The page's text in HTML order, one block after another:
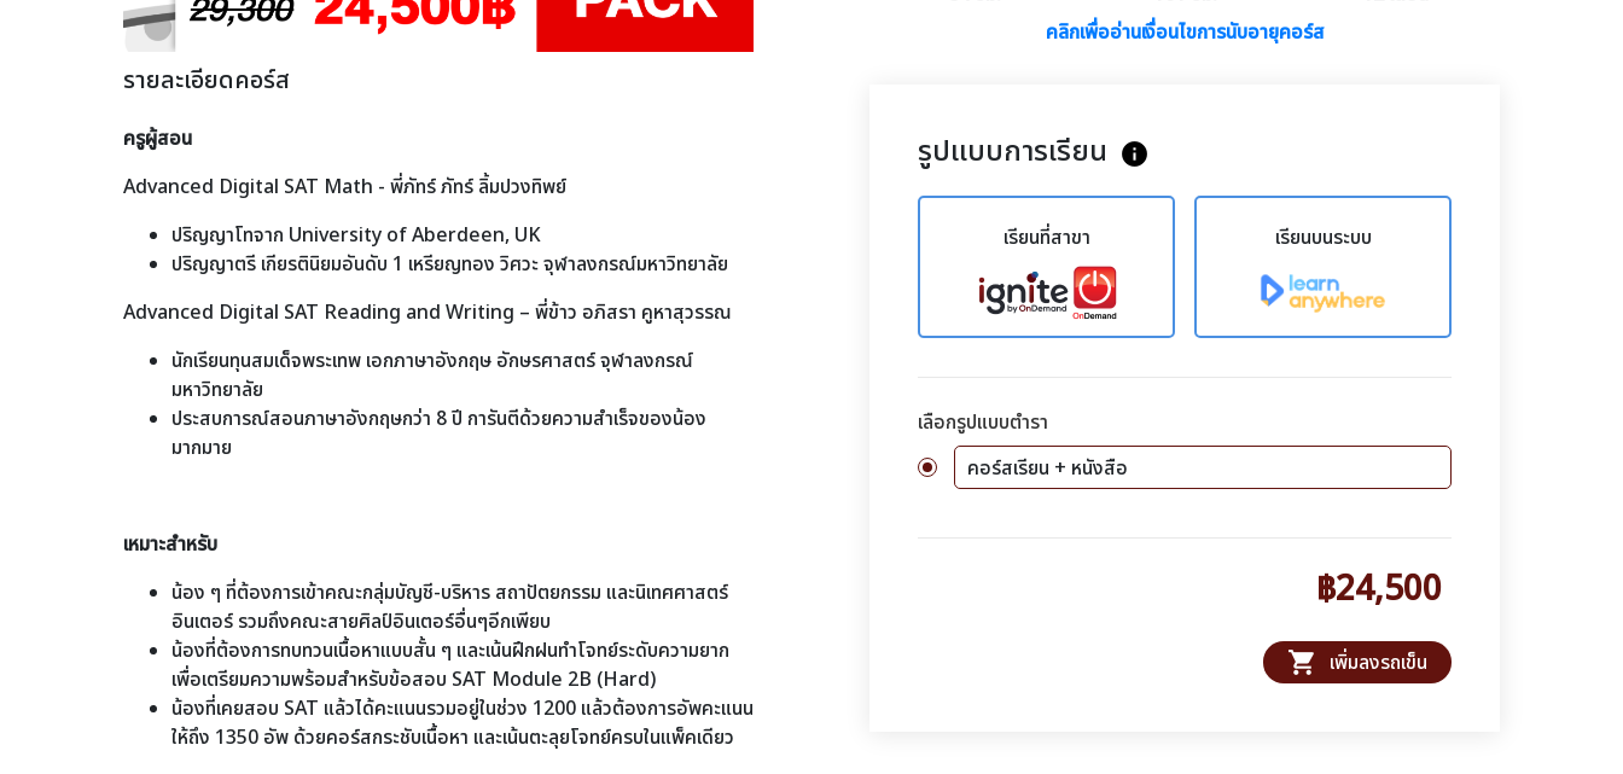
คลิกเพื่ออ่านเงื่อนไขการนับอายุคอร์ส
รูปแบบการเรียน info
เรียนที่สาขา เรียนบนระบบ
เลือกรูปแบบตำรา
คอร์สเรียน + หนังสือ
฿24,500
shopping_cart เพิ่มลงรถเข็น
รายละเอียดคอร์ส
ครูผู้สอน
Advanced Digital SAT Math - พี่ภัทร์ ภัทร์ ลิ้มปวงทิพย์
ปริญญาโทจาก University of Aberdeen, UK
ปริญญาตรี เกียรตินิยมอันดับ 1 เหรียญทอง วิศวะ จุฬาลงกรณ์มหาวิทยาลัย
Advanced Digital SAT Reading and Writing – พี่ข้าว อภิสรา คูหาสุวรรณ
นักเรียนทุนสมเด็จพระเทพ เอกภาษาอังกฤษ อักษรศาสตร์ จุฬาลงกรณ์
มหาวิทยาลัย
ประสบการณ์สอนภาษาอังกฤษกว่า 8 ปี การันตีด้วยความสำเร็จของน้อง
มากมาย
เหมาะสำหรับ
น้อง ๆ ที่ต้องการเข้าคณะกลุ่มบัญชี-บริหาร สถาปัตยกรรม และนิเทศศาสตร์
อินเตอร์ รวมถึงคณะสายศิลป์อินเตอร์อื่นๆอีกเพียบ
น้องที่ต้องการทบทวนเนื้อหาแบบสั้น ๆ และเน้นฝึกฝนทำโจทย์ระดับความยาก
เพื่อเตรียมความพร้อมสำหรับข้อสอบ SAT Module 2B (Hard)
น้องที่เคยสอบ SAT แล้วได้คะแนนรวมอยู่ในช่วง 1200 แล้วต้องการอัพคะแนน
ให้ถึง 1350 อัพ ด้วยคอร์สกระชับเนื้อหา และเน้นตะลุยโจทย์ครบในแพ็คเดียว